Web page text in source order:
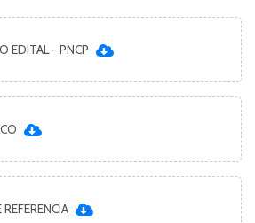
EDITAL - PNCP